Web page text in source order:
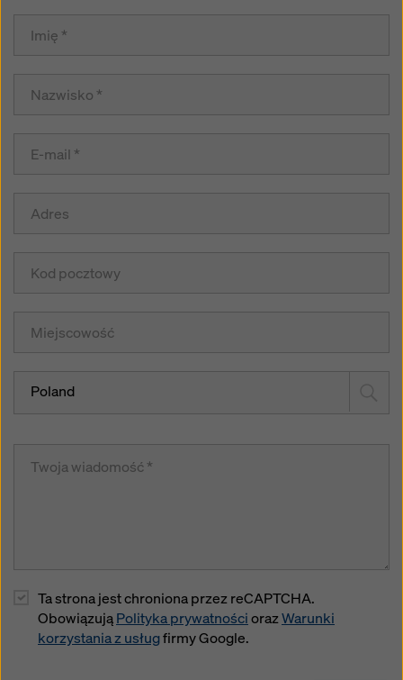
Poland
Ta strona jest chroniona przez reCAPTCHA.
ObowiązująPolityka prywatnościorazWarunki
korzystania z usługfirmy Google.